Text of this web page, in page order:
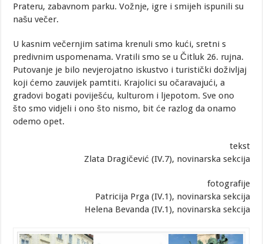
Prateru, zabavnom parku. Vožnje, igre i smijeh ispunili su
našu večer.
U kasnim večernjim satima krenuli smo kući, sretni s
predivnim uspomenama. Vratili smo se u Čitluk 26. rujna.
Putovanje je bilo nevjerojatno iskustvo i turistički doživljaj
koji ćemo zauvijek pamtiti. Krajolici su očaravajući, a
gradovi bogati poviješću, kulturom i ljepotom. Sve ono
što smo vidjeli i ono što nismo, bit će razlog da onamo
odemo opet.
tekst
Zlata Dragičević (IV.7), novinarska sekcija
fotografije
Patricija Prga (IV.1), novinarska sekcija
Helena Bevanda (IV.1), novinarska sekcija